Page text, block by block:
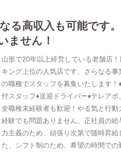
る高収入も可能です
ません！
山形で20年以上経営している老舗店
キング上位の人気店です。さらなる
の職種でスタッフを募集いたします！
付スタッフ♦送迎ドライバー♦テレア
全職種未経験者も歓迎！やる気と行動
経験でも問題ありません。正社員の
力主義のため、頑張り次第で随時昇給
た、シフト制のため、希望の時間での